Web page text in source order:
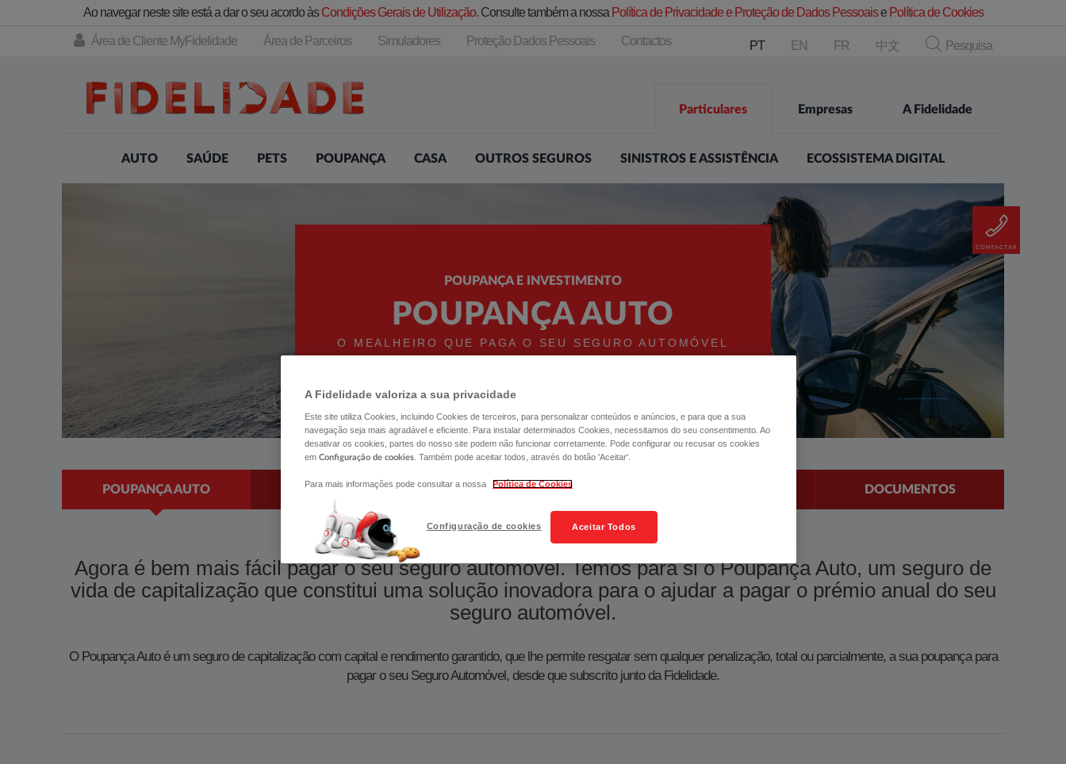
Ao navegar neste site está a dar o seu acordo àsCondições Gerais de Utilização.Consulte também a nossa Política de Privacidade e Proteção de Dados Pessoaise Política de Cookies
Área de Cliente MyFidelidade Área de Parceiros Simuladores Proteção Dados Pessoais Contactos PT EN FR 中文 Pesquisa
Particulares Empresas A Fidelidade
AUTO SAÚDE PETS POUPANÇA CASA OUTROS SEGUROS SINISTROS E ASSISTÊNCIA ECOSSISTEMA DIGITAL
CONTACTAR
POUPANÇA E INVESTIMENTO
POUPANÇA AUTO
O MEALHEIRO QUE PAGA O SEU SEGURO AUTOMÓVEL
POUPANÇA AUTO GARANTIAS CONSTITUIR POUPANÇA DOCUMENTOS
​​Agora é bem mais fácil pagar o seu seguro automóvel. Temos para si o Poupança Auto, um seguro de
vida de capitalização que constitui uma solução inovadora para o ajudar a pagar o prémio anual do seu
seguro automóvel.​​​​​​​​​​​​​​​​​​​​​​​​​​​​​​​​​​​​​​​​​​​​​​​​​​​​​​​​​​​
O Poupança Auto é um seguro de capitalização com capital e rendimento garantido, que lhe permite resgatar sem qualquer penalização, total ou parcialmente, a sua poupança para
pagar o seu Seguro Automóvel, desde que subscrito junto da Fidelidade.
A Fidelidade valoriza a sua privacidade
Este site utiliza Cookies, incluindo Cookies de terceiros, para personalizar conteúdos e anúncios, e para que a sua
navegação seja mais agradável e eficiente. Para instalar determinados Cookies, necessitamos do seu consentimento. Ao
desativar os cookies, partes do nosso site podem não funcionar corretamente. Pode configurar ou recusar os cookies
em Configuração de cookies . Também pode aceitar todos, através do botão 'Aceitar'.
Para mais informações pode consultar a nossa Política de Cookies
Aceitar Todos
Configuração de cookies